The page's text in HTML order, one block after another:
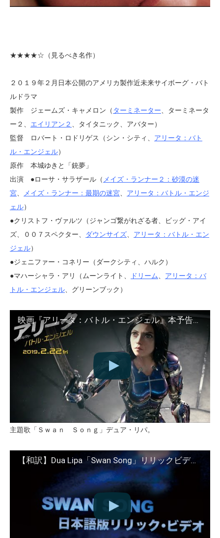
★★★★☆（見るべき名作）
２０１９年２月日本公開のアメリカ製作近未来サイボーグ・バト
ルドラマ
製作 ジェームズ・キャメロン（ ターミネーター 、ターミネータ
ー２、 エイリアン２
、タイタニック、アバター）
監督 ロバート・ロドリゲス（シン・シティ、 アリータ：バト
ル・エンジェル）
原作 本城ゆきと「銃夢」
出演 ●ローサ・サラザール（ メイズ・ランナー２：砂漠の迷
宮
メイズ・ランナー：最期の迷宮
アリータ：バトル・エンジ
ェル）
●クリストフ・ヴァルツ（ジャンゴ繋がれざる者、ビッグ・アイ
ズ、００７スペクター、
ダウンサイズ
アリータ：バトル・エン
ジェル）
●ジェニファー・コネリー（ダークシティ、ハルク）
●マハーシャラ・アリ（ムーンライト、
ドリーム
アリータ：バ
トル・エンジェル 、グリーンブック）
映画『アリータ：バトル・エンジェル』本予告【天使降臨】編 ２月２２日（金）劇場公開
主題歌「Ｓｗａｎ Ｓｏｎｇ」デュア・リパ。
【和訳】Dua Lipa「Swan Song」リリックビデオ【公式】映画「アリータ：バトル・エンジェル」主題歌